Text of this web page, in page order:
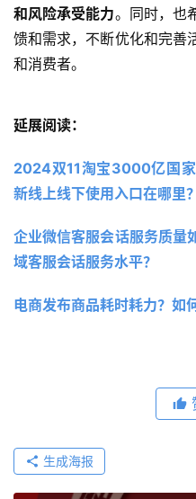
和风险承受能力。同时，也
馈和需求，不断优化和完善
和消费者。
延展阅读：
2024双11淘宝3000亿国
新线上线下使用入口在哪里？
企业微信客服会话服务质量
域客服会话服务水平？
电商发布商品耗时耗力？如
生成海报